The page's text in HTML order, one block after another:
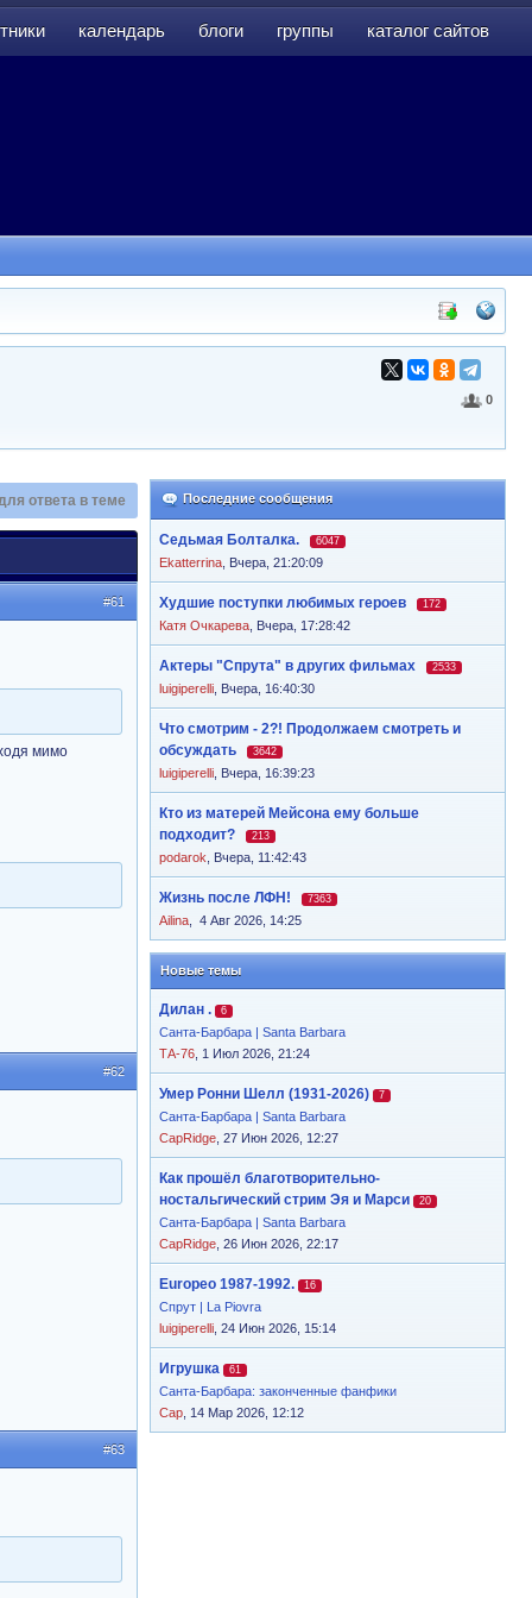
календарь блоги группы каталог сайтов
0
Последние сообщения
Седьмая Болталка. 6047
Ekatterrina Вчера, 21:20:09
Худшие поступки любимых героев 172
Катя Очкарева Вчера, 17:28:42
Актеры "Спрута" в других фильмах 2533
luigiperelli Вчера, 16:40:30
Что смотрим - 2?! Продолжаем смотреть и
обсуждать
3642
luigiperelli Вчера, 16:39:23
Кто из матерей Мейсона ему больше
подходит?
213
podarok Вчера, 11:42:43
Жизнь после ЛФН! 7363
Ailina 4 Авг 2026, 14:25
Новые темы
Дилан . 6
Санта-Барбара | Santa Barbara
ТА-76 , 1 Июл 2026, 21:24
Умер Ронни Шелл (1931-2026) 7
Санта-Барбара | Santa Barbara
CapRidge , 27 Июн 2026, 12:27
Как прошёл благотворительно-
ностальгический стрим Эя и Марси
20
Санта-Барбара | Santa Barbara
CapRidge , 26 Июн 2026, 22:17
Europeo 1987-1992. 16
Спрут | La Piovra
luigiperelli , 24 Июн 2026, 15:14
Игрушка 61
Санта-Барбара: законченные фанфики
Cap , 14 Мар 2026, 12:12
ответа в теме
#61
мимо
#62
#63